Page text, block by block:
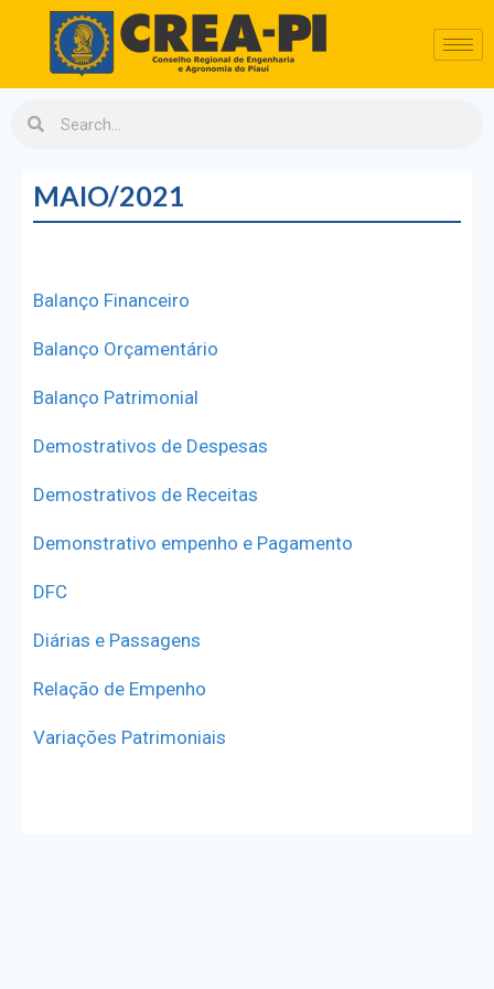
MAIO/2021
Balanço Financeiro
Balanço Orçamentário
Balanço Patrimonial
Demostrativos de Despesas
Demostrativos de Receitas
Demonstrativo empenho e Pagamento
DFC
Diárias e Passagens
Relação de Empenho
Variações Patrimoniais